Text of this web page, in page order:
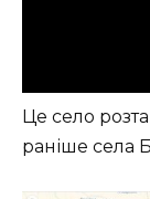
Це село
раніше села